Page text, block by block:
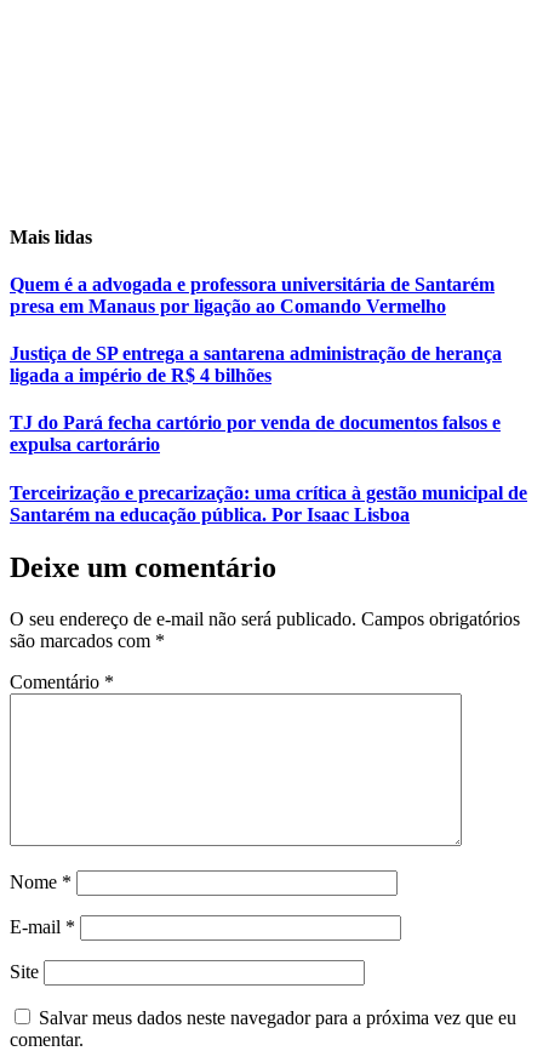
Mais lidas
Quem é a advogada e professora universitária de Santarém
presa em Manaus por ligação ao Comando Vermelho
Justiça de SP entrega a santarena administração de herança
ligada a império de R$ 4 bilhões
TJ do Pará fecha cartório por venda de documentos falsos e
expulsa cartorário
Terceirização e precarização: uma crítica à gestão municipal de
Santarém na educação pública. Por Isaac Lisboa
Deixe um comentário
O seu endereço de e-mail não será publicado. Campos obrigatórios
são marcados com *
Comentário *
Nome *
E-mail *
Site
Salvar meus dados neste navegador para a próxima vez que eu
comentar.